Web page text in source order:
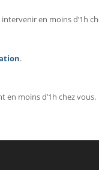
en moins d’1h
.
en moins d’1h chez vous.